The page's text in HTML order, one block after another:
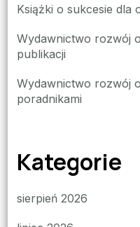
Książki o sukcesie dla
Wydawnictwo rozwój
publikacji
Wydawnictwo rozwój
poradnikami
Kategorie
sierpień 2026